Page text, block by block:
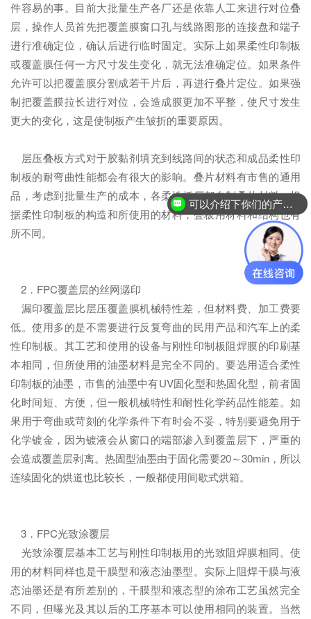
件容易的事。目前大批量生产各厂还是依靠人工来进行对位叠
层，操作人员首先把覆盖膜窗口孔与线路图形的连接盘和端子
进行准确定位，确认后进行临时固定。实际上如果柔性印制板
或覆盖膜任何一方尺寸发生变化，就无法准确定位。如果条件
允许可以把覆盖膜分割成若干片后，再进行叠片定位。如果强
制把覆盖膜拉长进行对位，会造成膜更加不平整，使尺寸发生
更大的变化，这是使制板产生皱折的重要原因。
层压叠板方式对于胶黏剂填充到线路间的状态和成品柔性印
制板的耐弯曲性能都会有很大的影响。叠片材料有市售的通用
品，考虑到批量生产的成本，各柔性板厂都自制叠片材料。根
据柔性印制板的构造和所使用的材料，叠板用材料和结构也有
所不同。
2．FPC覆盖层的丝网潺印
漏印覆盖层比层压覆盖膜机械特性差，但材料费、加工费要
低。使用多的是不需要进行反复弯曲的民用产品和汽车上的柔
性印制板。其工艺和使用的设备与刚性印制板阻焊膜的印刷基
本相同，但所使用的油墨材料是完全不同的。要选用适合柔性
印制板的油墨，市售的油墨中有UV固化型和热固化型，前者固
化时间短、方便，但一般机械特性和耐性化学药品性能差。如
果用于弯曲或苛刻的化学条件下有时会不妥，特别要避免用于
化学镀金，因为镀液会从窗口的端部渗入到覆盖层下，严重的
会造成覆盖层剥离。热固型油墨由于固化需要20～30min，所以
连续固化的烘道也比较长，一般都使用间歇式烘箱。
3．FPC光致涂覆层
光致涂覆层基本工艺与刚性印制板用的光致阻焊膜相同。使
用的材料同样也是干膜型和液态油墨型。实际上阻焊干膜与液
态油墨还是有所差别的，干膜型和液态型的涂布工艺虽然完全
不同，但曝光及其以后的工序基本可以使用相同的装置。当然
可以介绍下你们的产品么？